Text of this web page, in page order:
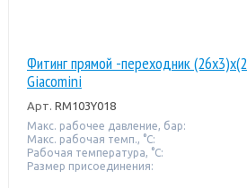
Фитинг прямой -переходник
Giacomini
Арт. RM103Y018
Макс. рабочее давление, бар:
Макс. рабочая темп., °С:
Рабочая температура, °C:
Размер присоединения: